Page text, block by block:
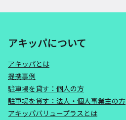
アキッパについて
アキッパとは
提携事例
駐車場を貸す：個人の方
駐車場を貸す：法人・個人事業主の方
アキッパバリュープラスとは